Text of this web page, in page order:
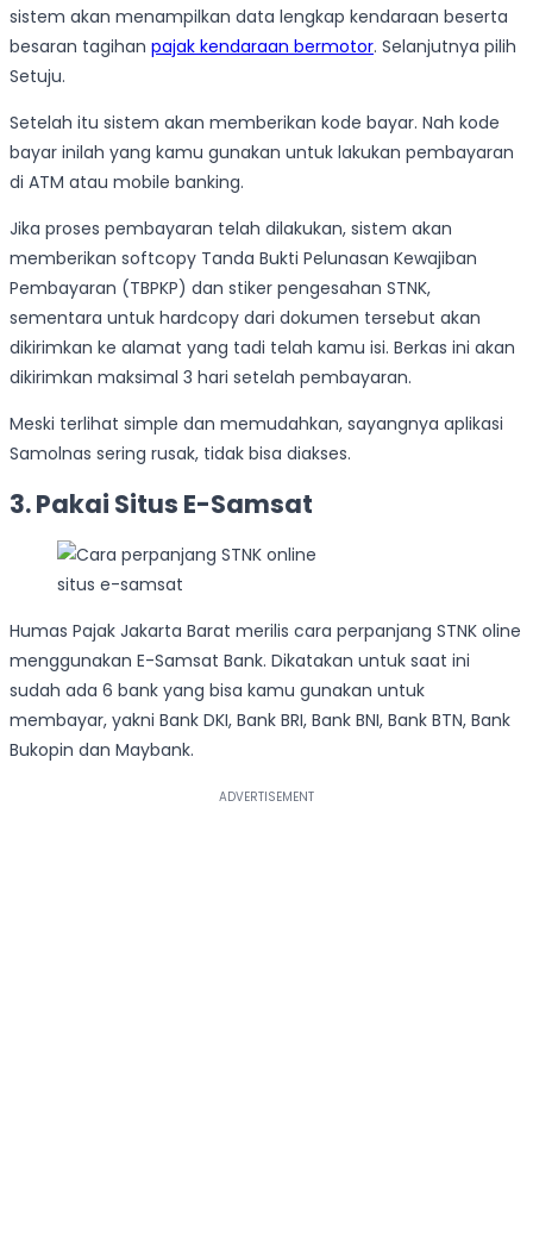
sistem akan menampilkan data lengkap kendaraan beserta
besaran tagihan pajak kendaraan bermotor. Selanjutnya pilih
Setuju.
Setelah itu sistem akan memberikan kode bayar. Nah kode
bayar inilah yang kamu gunakan untuk lakukan pembayaran
di ATM atau mobile banking.
Jika proses pembayaran telah dilakukan, sistem akan
memberikan softcopy Tanda Bukti Pelunasan Kewajiban
Pembayaran (TBPKP) dan stiker pengesahan STNK,
sementara untuk hardcopy dari dokumen tersebut akan
dikirimkan ke alamat yang tadi telah kamu isi. Berkas ini akan
dikirimkan maksimal 3 hari setelah pembayaran.
Meski terlihat simple dan memudahkan, sayangnya aplikasi
Samolnas sering rusak, tidak bisa diakses.
3. Pakai Situs E-Samsat
situs e-samsat
Humas Pajak Jakarta Barat merilis cara perpanjang STNK oline
menggunakan E-Samsat Bank. Dikatakan untuk saat ini
sudah ada 6 bank yang bisa kamu gunakan untuk
membayar, yakni Bank DKI, Bank BRI, Bank BNI, Bank BTN, Bank
Bukopin dan Maybank.